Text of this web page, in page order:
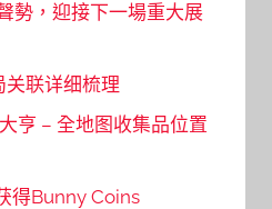
勢，迎接下一場重大展
关联详细梳理
亨 – 全地图收集品位置
得Bunny Coins